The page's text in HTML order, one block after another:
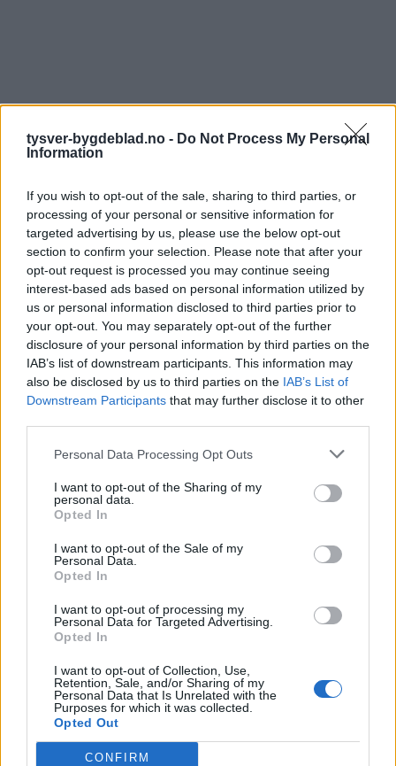
tysver-bygdeblad.no - Do Not Process My Personal
Information
If you wish to opt-out of the sale, sharing to third parties, or
processing of your personal or sensitive information for
targeted advertising by us, please use the below opt-out
section to confirm your selection. Please note that after your
opt-out request is processed you may continue seeing
interest-based ads based on personal information utilized by
us or personal information disclosed to third parties prior to
your opt-out. You may separately opt-out of the further
disclosure of your personal information by third parties on the
IAB’s list of downstream participants. This information may
also be disclosed by us to third parties on the IAB’s List of
Downstream Participants that may further disclose it to other
Personal Data Processing Opt Outs
I want to opt-out of the Sharing of my
personal data.
Opted In
I want to opt-out of the Sale of my
Personal Data.
Opted In
I want to opt-out of processing my
Personal Data for Targeted Advertising.
Opted In
I want to opt-out of Collection, Use,
Retention, Sale, and/or Sharing of my
Personal Data that Is Unrelated with the
Purposes for which it was collected.
Opted Out
CONFIRM